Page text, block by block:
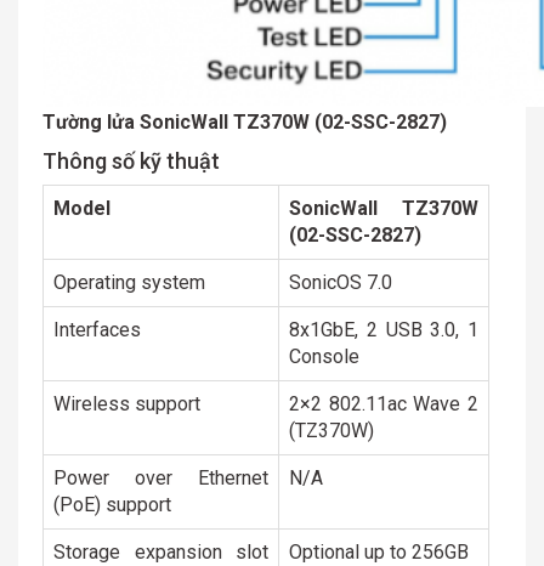
Tường lửa SonicWall TZ370W (02-SSC-2827)
Thông số kỹ thuật
Model
SonicWall TZ370W
(02-SSC-2827)
Operating system SonicOS 7.0
Interfaces
8x1GbE, 2 USB 3.0, 1
Console
Wireless support
2×2 802.11ac Wave 2
(TZ370W)
Power over Ethernet
(PoE) support
N/A
Storage expansion slot
Optional up to 256GB